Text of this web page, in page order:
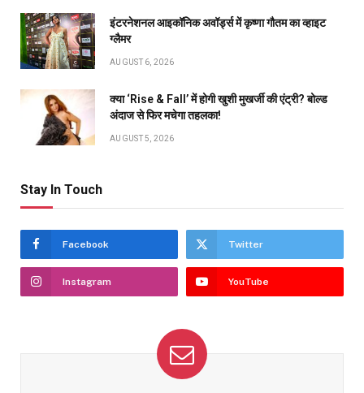
इंटरनेशनल आइकॉनिक अवॉर्ड्स में कृष्णा गौतम का व्हाइट
ग्लैमर
AUGUST 6, 2026
क्या ‘Rise & Fall’ में होगी खुशी मुखर्जी की एंट्री? बोल्ड
अंदाज से फिर मचेगा तहलका!
AUGUST 5, 2026
Stay In Touch
Facebook Twitter
Instagram YouTube